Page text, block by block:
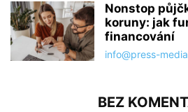
Nonstop
koruny: jak
financování
info@press-
BEZ